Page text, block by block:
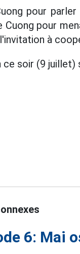
pour
pour
à
soir (9 juillet)
6: Mai